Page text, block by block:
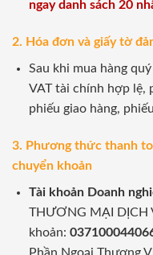
ngay danh sách 20
2. Hóa đơn và giấy tờ
Sau khi mua hàng
VAT tài chính hợp lệ,
phiếu giao hàng,
3. Phương thức thanh
chuyển khoản
Tài khoản Doanh
THƯƠNG MẠI DỊCH
khoản:
Phần Ngoại Thương